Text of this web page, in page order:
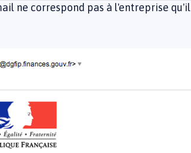
ne correspond pas à l'entreprise qu'il